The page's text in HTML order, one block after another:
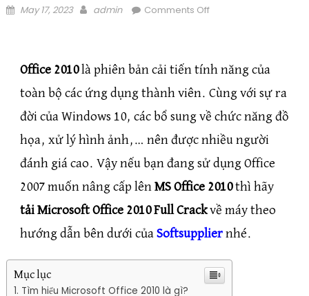
Posted on
May 17, 2023 Author
admin Comments Offon Tải Microsoft Office
Office 2010là phiên bản cải tiến tính năng của
toàn bộ các ứng dụng thành viên. Cùng với sự ra
đời của Windows 10, các bổ sung về chức năng đồ
họa, xử lý hình ảnh,… nên được nhiều người
đánh giá cao. Vậy nếu bạn đang sử dụng Office
2007 muốn nâng cấp lên MS Office 2010thì hãy
tải Microsoft Office 2010 Full Crackvề máy theo
hướng dẫn bên dưới của Softsupplier nhé.
Mục lục
Tìm hiểu Microsoft Office 2010 là gì?